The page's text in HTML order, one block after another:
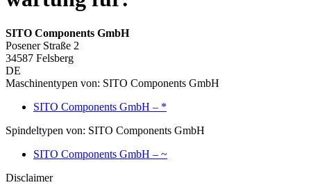
SITO Components GmbH
Posener Straße 2
34587 Felsberg
DE
Maschinentypen von: SITO Components GmbH
SITO Components GmbH – *
Spindeltypen von: SITO Components GmbH
SITO Components GmbH – ~
Disclaimer